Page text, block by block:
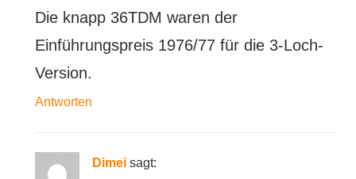
Die knapp 36TDM waren der
Einführungspreis 1976/77 für die 3-Loch-
Version.
Antworten
Dimei sagt: